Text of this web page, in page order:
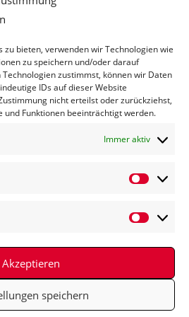
zu bieten, verwenden wir Technologien wie
zu speichern und/oder darauf
zustimmst, können wir Daten
IDs auf dieser Website
nicht erteilst oder zurückziehst,
Funktionen beeinträchtigt werden.
Immer aktiv
Akzeptieren
speichern
*
diese Website meine
speichert, sodass meine
Richtlinie (EU)